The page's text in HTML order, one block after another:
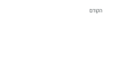
Product
הקודם